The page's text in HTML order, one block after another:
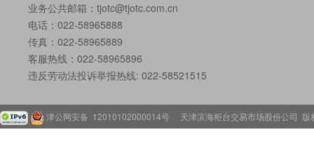
业务公共邮箱：tjotc@tjotc.com.cn
电话：022-58965888
传真：022-58965889
客服热线：022-58965896
违反劳动法投诉举报热线: 022-58521515
津公网安备 12010102000014号 天津滨海柜台交易市场股份公司